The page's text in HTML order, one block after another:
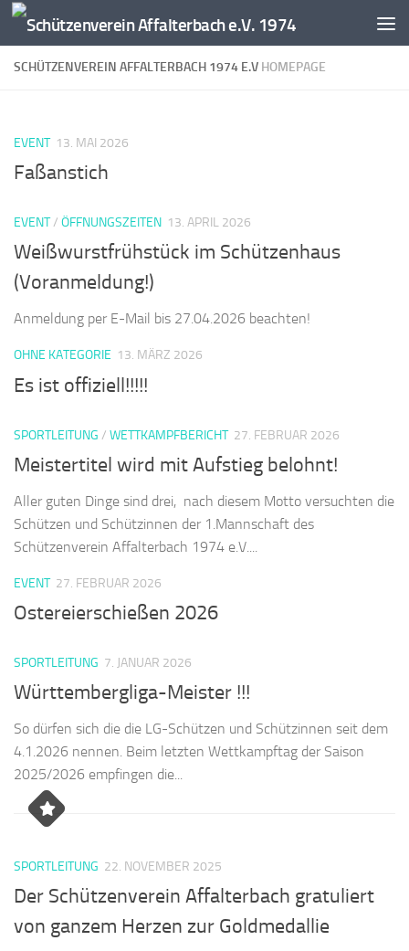
Zum Inhalt springen
SCHÜTZENVEREIN AFFALTERBACH 1974 E.V HOMEPAGE
EVENT 13. MAI 2026
Faßanstich
EVENT/ ÖFFNUNGSZEITEN 13. APRIL 2026
Weißwurstfrühstück im Schützenhaus
(Voranmeldung!)
Anmeldung per E-Mail bis 27.04.2026 beachten!
OHNE KATEGORIE 13. MÄRZ 2026
Es ist offiziell!!!!!
SPORTLEITUNG / WETTKAMPFBERICHT 27. FEBRUAR 2026
Meistertitel wird mit Aufstieg belohnt!
Aller guten Dinge sind drei, nach diesem Motto versuchten die
Schützen und Schützinnen der 1.Mannschaft des
Schützenverein Affalterbach 1974 e.V....
EVENT 27. FEBRUAR 2026
Ostereierschießen 2026
SPORTLEITUNG 7. JANUAR 2026
Württembergliga-Meister !!!
So dürfen sich die die LG-Schützen und Schützinnen seit dem
4.1.2026 nennen. Beim letzten Wettkampftag der Saison
2025/2026 empfingen die...
SPORTLEITUNG 22. NOVEMBER 2025
Der Schützenverein Affalterbach gratuliert
von ganzem Herzen zur Goldmedallie